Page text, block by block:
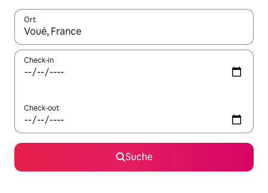
Ort
Wenn Ergebnisse verfügbar sind, navigiere mit den
Check-in
Check-out
Suche